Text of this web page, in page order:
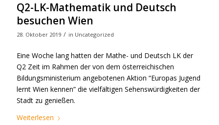
Q2-LK-Mathematik und Deutsch
besuchen Wien
28. Oktober 2019 / in Uncategorized
Eine Woche lang hatten der Mathe- und Deutsch LK der
Q2 Zeit im Rahmen der von dem österreichischen
Bildungsministerium angebotenen Aktion “Europas Jugend
lernt Wien kennen” die vielfältigen Sehenswürdigkeiten der
Stadt zu genießen.
Weiterlesen